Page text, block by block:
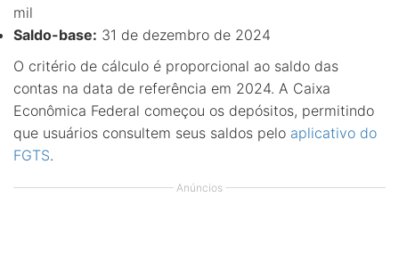
mil
Saldo-base: 31 de dezembro de 2024
O critério de cálculo é proporcional ao saldo das
contas na data de referência em 2024. A Caixa
Econômica Federal começou os depósitos, permitindo
que usuários consultem seus saldos pelo aplicativo do
FGTS.
Anúncios